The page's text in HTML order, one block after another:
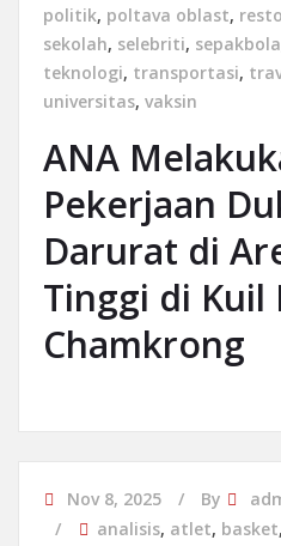
politik, poltava oblast,
sekolah, selebriti, sepakbola
teknologi, transportasi,
universitas, vaksin
ANA
Pekerjaan
Darurat di
Tinggi di Kuil
Chamkrong
Nov 8, 2025 By
analisis, atlet, basket,